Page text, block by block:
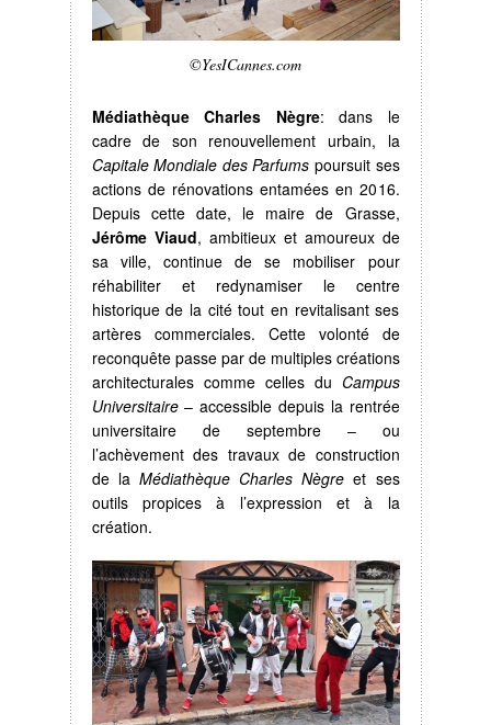
©YesICannes.com
Médiathèque Charles Nègre: dans le
cadre de son renouvellement urbain, la
Capitale Mondiale des Parfums poursuit ses
actions de rénovations entamées en 2016.
Depuis cette date, le maire de Grasse,
Jérôme Viaud, ambitieux et amoureux de
sa ville, continue de se mobiliser pour
réhabiliter et redynamiser le centre
historique de la cité tout en revitalisant ses
artères commerciales. Cette volonté de
reconquête passe par de multiples créations
architecturales comme celles du Campus
Universitaire– accessible depuis la rentrée
universitaire de septembre – ou
l’achèvement des travaux de construction
de la Médiathèque Charles Nègre et ses
outils propices à l’expression et à la
création.